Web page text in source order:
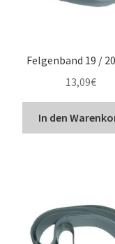
Reifentest
Marken
Felgenband 19 /
13,09€
In den